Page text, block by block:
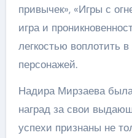
привычек», «Игры с
игра и
легкостью воплотить
персонажей.
Надира Мирзаева
наград за свои
успехи признаны не